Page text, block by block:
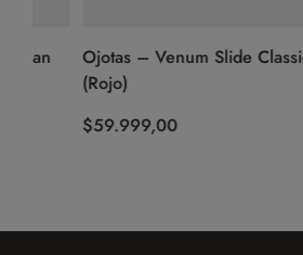
Ojotas – Venum Slide Classic Red
59.999,00